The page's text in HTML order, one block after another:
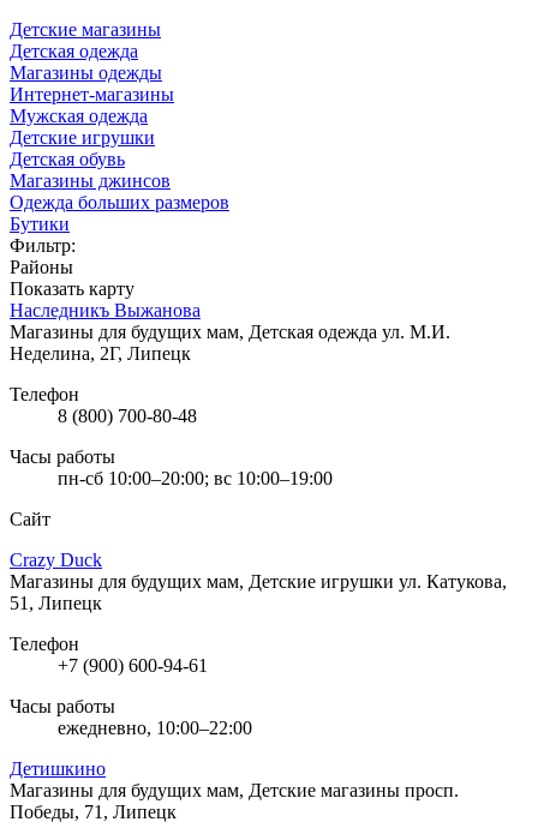
Детские магазины
Детская одежда
Магазины одежды
Интернет-магазины
Мужская одежда
Детские игрушки
Детская обувь
Магазины джинсов
Одежда больших размеров
Бутики
Фильтр:
Районы
Показать карту
Наследникъ Выжанова
Магазины для будущих мам, Детская одежда ул. М.И.
Неделина, 2Г, Липецк
Телефон
8 (800) 700-80-48
Часы работы
пн-сб 10:00–20:00; вс 10:00–19:00
Сайт
Crazy Duck
Магазины для будущих мам, Детские игрушки ул. Катукова,
51, Липецк
Телефон
+7 (900) 600-94-61
Часы работы
ежедневно, 10:00–22:00
Детишкино
Магазины для будущих мам, Детские магазины просп.
Победы, 71, Липецк